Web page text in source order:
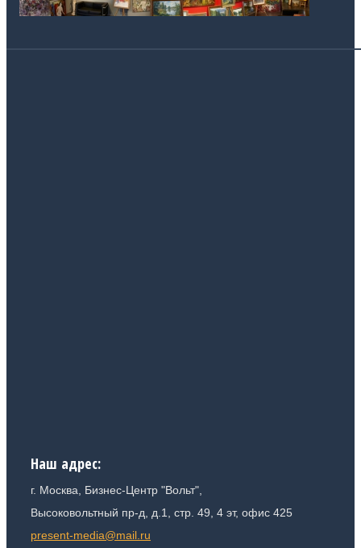
Наш адрес:
г. Москва , Бизнес-Центр "Вольт",
Высоковольтный пр-д, д.1, стр. 49, 4 эт, офис 425
present-media@mail.ru